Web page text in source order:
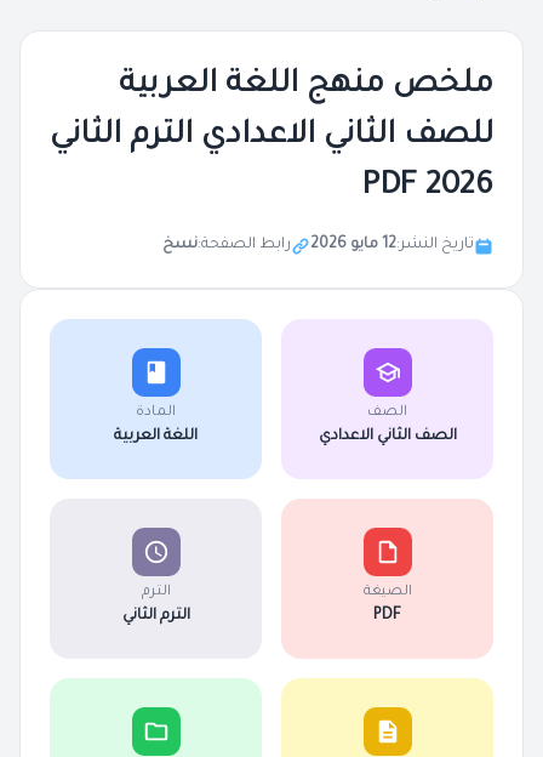
ملخص منهج اللغة العربية
للصف الثاني الاعدادي الترم الثاني
2026 PDF
تاريخ النشر:12 مايو 2026 رابط الصفحة:نسخ
الصف
الصف الثاني الاعدادي
المادة
اللغة العربية
الصيغة
PDF
الترم
الترم الثاني